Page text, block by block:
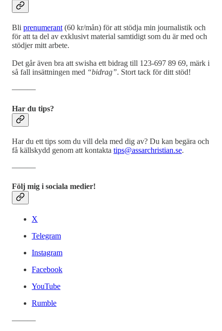
Bli prenumerant (60 kr/mån) för att stödja min journalistik och
för att ta del av exklusivt material samtidigt som du är med och
stödjer mitt arbete.
Det går även bra att swisha ett bidrag till 123-697 89 69, märk i
så fall insättningen med “bidrag”. Stort tack för ditt stöd!
―――
Har du tips?
Har du ett tips som du vill dela med dig av? Du kan begära och
få källskydd genom att kontakta tips@assarchristian.se.
―――
Följ mig i sociala medier!
X
Telegram
Instagram
Facebook
YouTube
Rumble
―――